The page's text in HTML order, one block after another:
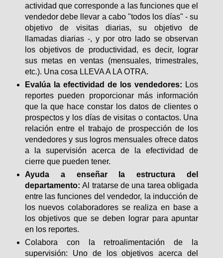
actividad que corresponde a las funciones que el
vendedor debe llevar a cabo "todos los días" - su
objetivo de visitas diarias, su objetivo de
llamadas diarias -, y por otro lado se observan
los objetivos de productividad, es decir, lograr
sus metas en ventas (mensuales, trimestrales,
etc.). Una cosa LLEVA A LA OTRA.
Evalúa la efectividad de los vendedores: Los
reportes pueden proporcionar más información
que la que hace constar los datos de clientes o
prospectos y los días de visitas o contactos. Una
relación entre el trabajo de prospección de los
vendedores y sus logros mensuales ofrece datos
a la supervisión acerca de la efectividad de
cierre que pueden tener.
Ayuda a enseñar la estructura del
departamento:Al tratarse de una tarea obligada
entre las funciones del vendedor, la inducción de
los nuevos colaboradores se realiza en base a
los objetivos que se deben lograr para apuntar
en los reportes.
Colabora con la retroalimentación de la
supervisión: Uno de los objetivos acerca del